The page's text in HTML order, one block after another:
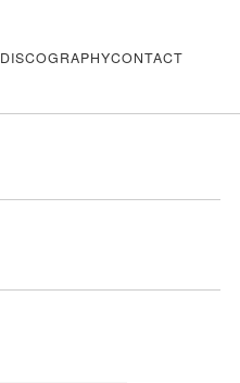
DISCOGRAPHYCONTACT